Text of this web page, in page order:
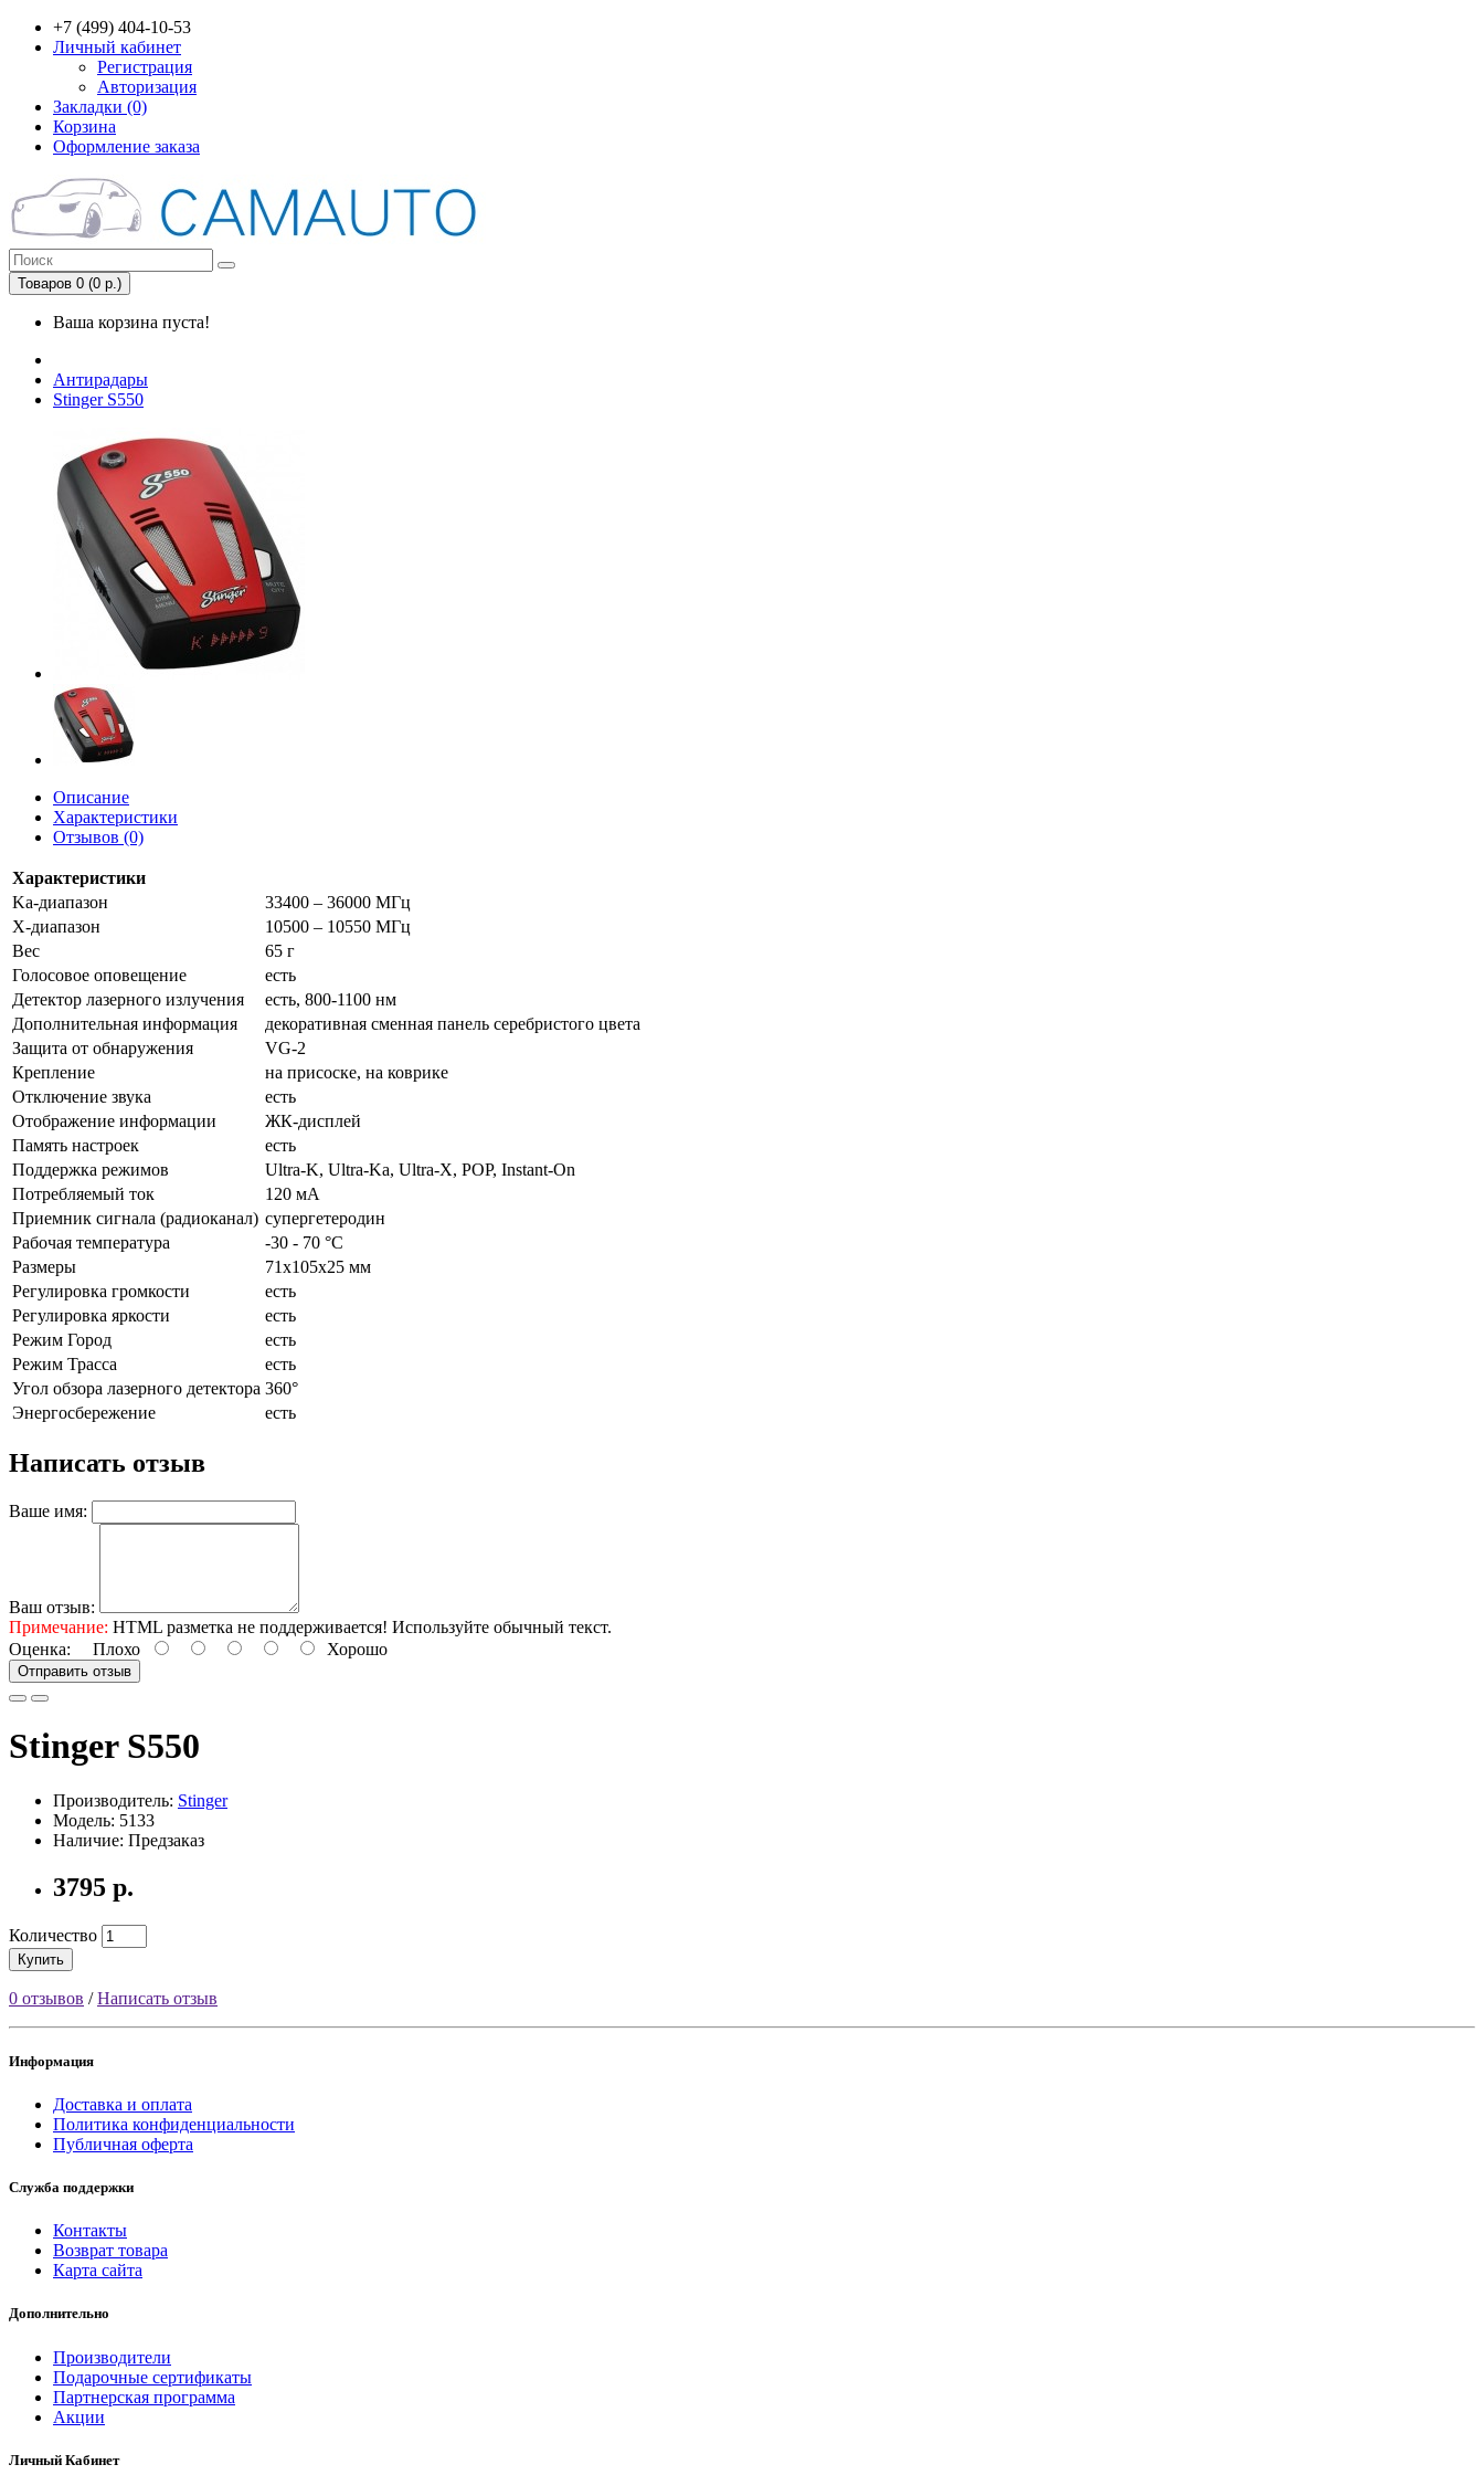
+7 (499) 404-10-53
Личный кабинет
Регистрация
Авторизация
Закладки (0)
Корзина
Оформление заказа
Товаров 0 (0 р.)
Ваша корзина пуста!
Антирадары
Stinger S550
Описание
Характеристики
Отзывов (0)
Характеристики
Ka-диапазон
33400 – 36000 МГц
X-диапазон
10500 – 10550 МГц
Вес
65 г
Голосовое оповещение
есть
Детектор лазерного излучения
есть, 800-1100 нм
Дополнительная информация
декоративная сменная панель серебристого цвета
Защита от обнаружения
VG-2
Крепление
на присоске, на коврике
Отключение звука
есть
Отображение информации
ЖК-дисплей
Память настроек
есть
Поддержка режимов
Ultra-K, Ultra-Ka, Ultra-X, POP, Instant-On
Потребляемый ток
120 мА
Приемник сигнала (радиоканал) супергетеродин
Рабочая температура
-30 - 70 °C
Размеры
71x105x25 мм
Регулировка громкости
есть
Регулировка яркости
есть
Режим Город
есть
Режим Трасса
есть
Угол обзора лазерного детектора 360°
Энергосбережение
есть
Написать отзыв
Ваше имя:
Ваш отзыв:
Примечание: HTML разметка не поддерживается! Используйте обычный текст.
Оценка: Плохо Хорошо
Отправить отзыв
Stinger S550
Производитель: Stinger
Модель: 5133
Наличие: Предзаказ
3795 р.
Количество
Купить
0 отзывов /Написать отзыв
Информация
Доставка и оплата
Политика конфиденциальности
Публичная оферта
Служба поддержки
Контакты
Возврат товара
Карта сайта
Дополнительно
Производители
Подарочные сертификаты
Партнерская программа
Акции
Личный Кабинет